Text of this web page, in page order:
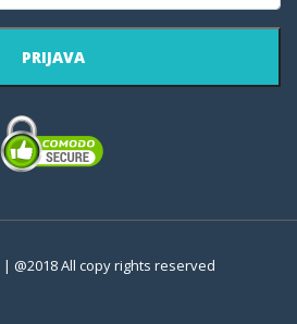
PRIJAVA
| @2018 All copy rights reserved